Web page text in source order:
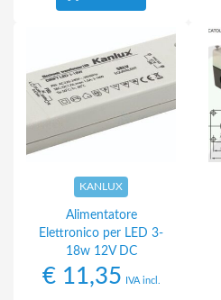
KANLUX
Alimentatore
Elettronico per LED 3-
18w 12V DC
€11,35 IVA incl.